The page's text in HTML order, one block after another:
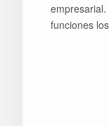
funciones